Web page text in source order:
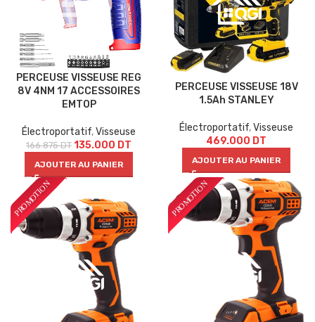
PERCEUSE VISSEUSE REG
8V 4NM 17 ACCESSOIRES
EMTOP
Électroportatif,Visseuse
166.875DT 135.000 DT
AJOUTER AU PANIER
PERCEUSE VISSEUSE 18V
1.5Ah STANLEY
Électroportatif,Visseuse
469.000 DT
AJOUTER AU PANIER